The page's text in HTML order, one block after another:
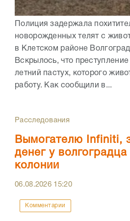
Полиция задержала
новорожденных телят с
в Клетском районе
Вскрылось, что
летний пастух, которого
работу. Как сообщили в...
Расследования
Вымогателю Infiniti,
денег у
колонии
06.08.2026 15:20
Комментарии